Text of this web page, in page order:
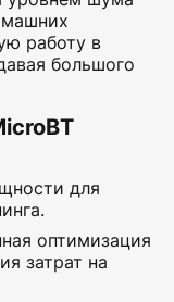
работу в
большого
для
оптимизация
затрат на